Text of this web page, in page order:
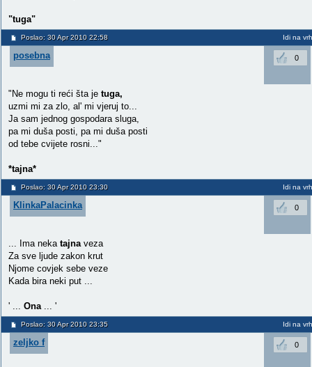
"tuga"
Poslao: 30 Apr 2010 22:58 Idi na vrh
posebna 0
"Ne mogu ti reći šta je tuga,
uzmi mi za zlo, al' mi vjeruj to...
Ja sam jednog gospodara sluga,
pa mi duša posti, pa mi duša posti
od tebe cvijete rosni..."
*tajna*
Poslao: 30 Apr 2010 23:30 Idi na vrh
KlinkaPalacinka 0
... Ima nekatajna veza
Za sve ljude zakon krut
Njome covjek sebe veze
Kada bira neki put ...
' ... Ona... '
Poslao: 30 Apr 2010 23:35 Idi na vrh
zeljko f 0